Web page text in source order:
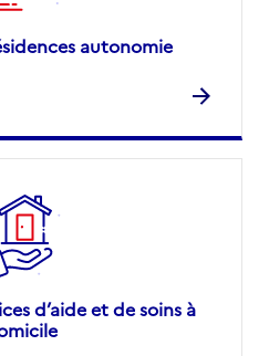
autonomie
d’aide et de soins à